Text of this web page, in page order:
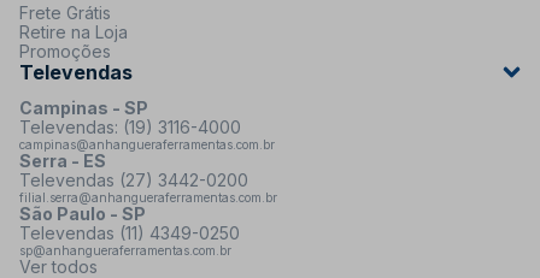
Frete Grátis
Retire na Loja
Promoções
Televendas
Campinas - SP
Televendas: (19) 3116-4000
campinas@anhangueraferramentas.com.br
Serra - ES
Televendas (27) 3442-0200
filial.serra@anhangueraferramentas.com.br
São Paulo - SP
Televendas (11) 4349-0250
sp@anhangueraferramentas.com.br
Ver todos